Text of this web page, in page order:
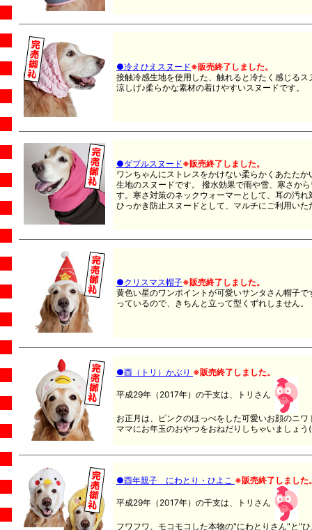
●冷えひえスヌード※販売終了しました。
接触冷感生地を使用した、触れると冷たく感じる
涼しげ♪柔らかな素材の着けやすいスヌードです。
●ダブルスヌード※販売終了しました。
ワンちゃんにストレスをかけない柔らかくあたた
生地のスヌードです。 撥水効果で雨や雪、寒さか
す。寒さ対策のネックウォーマーとして、耳の汚
ひっかき防止スヌードとして、マルチにご利用いた
●クリスマス帽子※販売終了しました。
黄色い星のワンポイントが可愛いサンタさん帽子
っているので、きちんと立って型くずれしません。
●酉（トリ）かぶり ※販売終了しました。
平成29年（2017年）の干支は、トリさん
お正月は、ピンクのほっぺをした可愛いお顔のニ
ママにお年玉のおやつをおねだりしちゃいましょう
●酉年親子 にわとり・ひよこ ※販売終了しました
平成29年（2017年）の干支は、トリさん
フワフワ、モコモコした本物の"にわとりさん"と"